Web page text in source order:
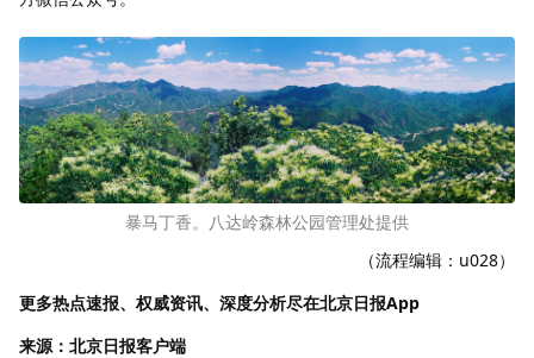
暴马丁香。八达岭森林公园管理处提供
（流程编辑：u028）
更多热点速报、权威资讯、深度分析尽在北京日报App
来源：北京日报客户端